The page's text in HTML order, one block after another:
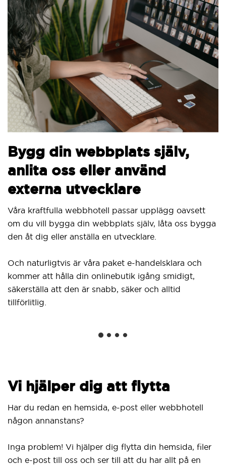
Bygg din webbplats själv,
anlita oss eller använd
externa utvecklare
Våra kraftfulla webbhotell passar upplägg oavsett
om du vill bygga din webbplats själv, låta oss bygga
den åt dig eller anställa en utvecklare.
Och naturligtvis är våra paket e-handelsklara och
kommer att hålla din onlinebutik igång smidigt,
säkerställa att den är snabb, säker och alltid
tillförlitlig.
Vi hjälper dig att flytta
Har du redan en hemsida, e-post eller webbhotell
någon annanstans?
Inga problem! Vi hjälper dig flytta din hemsida, filer
och e-post till oss och ser till att du har allt på en